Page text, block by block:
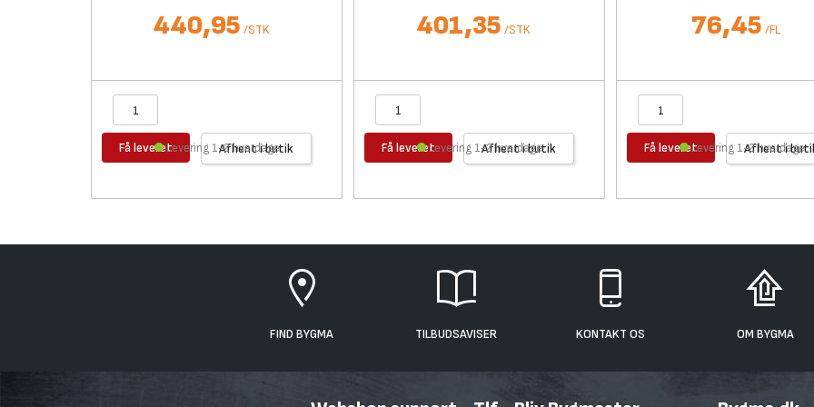
440,95 /STK
Få leveret Afhent i butik
Levering 1-2 hverdage
401,35 /STK
Få leveret Afhent i butik
Levering 1-2 hverdage
76,45 /FL
Få leveret Afhent i
Levering 1-2 hverdage
FIND BYGMA TILBUDSAVISER KONTAKT OS OM BYGMA